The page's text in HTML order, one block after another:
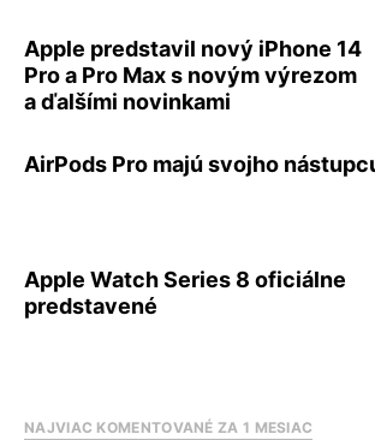
Apple predstavil nový iPhone 14
Pro a Pro Max s novým výrezom
a ďalšími novinkami
AirPods Pro majú svojho
Apple Watch Series 8 oficiálne
predstavené
NAJVIAC KOMENTOVANÉ ZA 1 MESIAC